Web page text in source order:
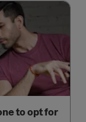
to opt for?